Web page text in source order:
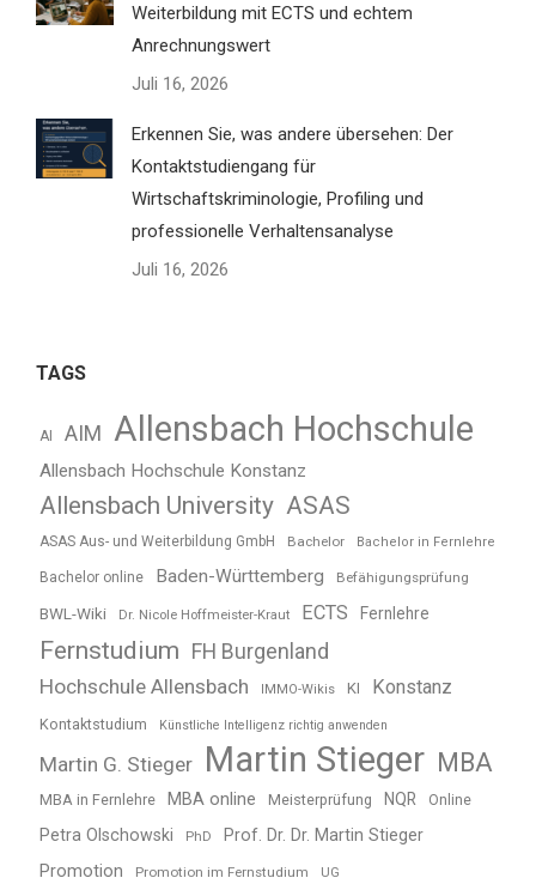
Weiterbildung mit ECTS und echtem
Anrechnungswert
Juli 16, 2026
Erkennen Sie, was andere übersehen: Der
Kontaktstudiengang für
Wirtschaftskriminologie, Profiling und
professionelle Verhaltensanalyse
Juli 16, 2026
TAGS
AI AIM Allensbach Hochschule
Allensbach Hochschule Konstanz
Allensbach University ASAS
ASAS Aus- und Weiterbildung GmbH Bachelor Bachelor in Fernlehre
Bachelor online Baden-Württemberg Befähigungsprüfung
BWL-Wiki Dr. Nicole Hoffmeister-Kraut ECTS Fernlehre
Fernstudium FH Burgenland
Hochschule Allensbach
IMMO-Wikis KI Konstanz
Kontaktstudium Künstliche Intelligenz richtig anwenden
Martin G. Stieger Martin Stieger MBA
MBA in Fernlehre MBA online Meisterprüfung NQR Online
Petra Olschowski PhD Prof. Dr. Dr. Martin Stieger
Promotion Promotion im Fernstudium UG